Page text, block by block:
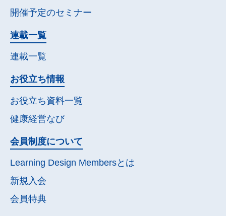
開催予定のセミナー
連載一覧
連載一覧
お役立ち情報
お役立ち資料一覧
健康経営なび
会員制度について
Learning Design Membersとは
新規入会
会員特典